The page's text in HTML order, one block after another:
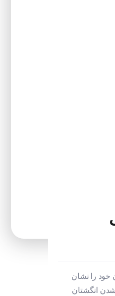
خود را نشان
انگشتان